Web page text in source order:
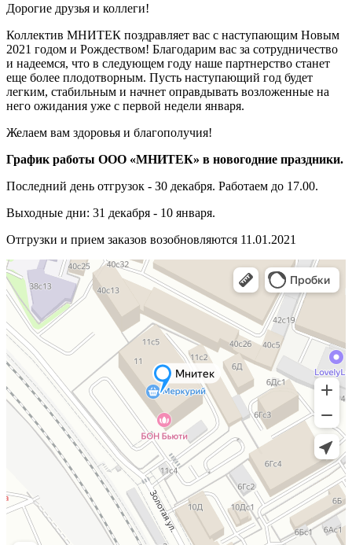
Дорогие друзья и коллеги!
Коллектив МНИТЕК поздравляет вас с наступающим Новым
2021 годом и Рождеством! Благодарим вас за сотрудничество
и надеемся, что в следующем году наше партнерство станет
еще более плодотворным. Пусть наступающий год будет
легким, стабильным и начнет оправдывать возложенные на
него ожидания уже с первой недели января.
Желаем вам здоровья и благополучия!
График работы ООО «МНИТЕК» в новогодние праздники.
Последний день отгрузок - З0 декабря. Работаем до 17.00.
Выходные дни: 31 декабря - 10 января.
Отгрузки и прием заказов возобновляются 11.01.2021